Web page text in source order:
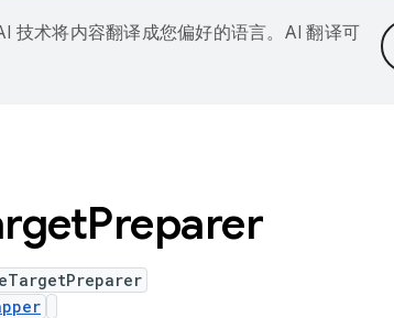
技术将内容翻译成您偏好的语言。AI 翻译可
Preparer